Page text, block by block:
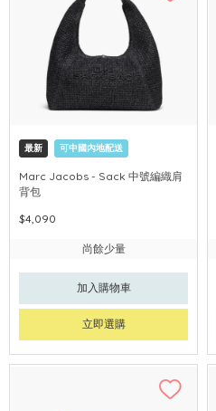
最新 可中國內地配送
Marc Jacobs - Sack 中號編織肩
背包
$4,090
尚餘少量
加入購物車
立即選購